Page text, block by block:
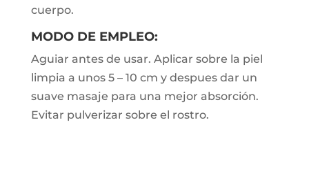
cuerpo.
MODO DE EMPLEO:
Aguiar antes de usar. Aplicar sobre la piel
limpia a unos 5 – 10 cm y despues dar un
suave masaje para una mejor absorción.
Evitar pulverizar sobre el rostro.